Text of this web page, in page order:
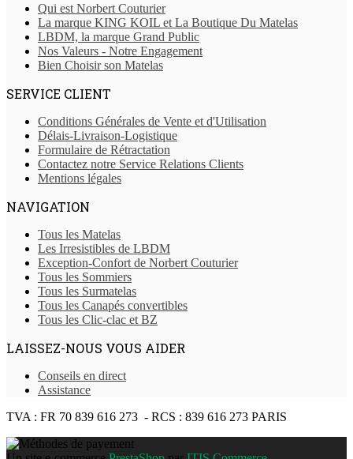
Qui est Norbert Couturier
La marque KING KOIL et La Boutique Du Matelas
LBDM, la marque Grand Public
Nos Valeurs - Notre Engagement
Bien Choisir son Matelas
SERVICE CLIENT
Conditions Générales de Vente et d'Utilisation
Délais-Livraison-Logistique
Formulaire de Rétractation
Contactez notre Service Relations Clients
Mentions légales
NAVIGATION
Tous les Matelas
Les Irresistibles de LBDM
Exception-Confort de Norbert Couturier
Tous les Sommiers
Tous les Surmatelas
Tous les Canapés convertibles
Tous les Clic-clac et BZ
LAISSEZ-NOUS VOUS AIDER
Conseils en direct
Assistance
TVA : FR 70 839 616 273 - RCS : 839 616 273 PARIS